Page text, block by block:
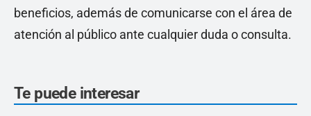
beneficios, además de comunicarse con el área de
atención al público ante cualquier duda o consulta.
Te puede interesar